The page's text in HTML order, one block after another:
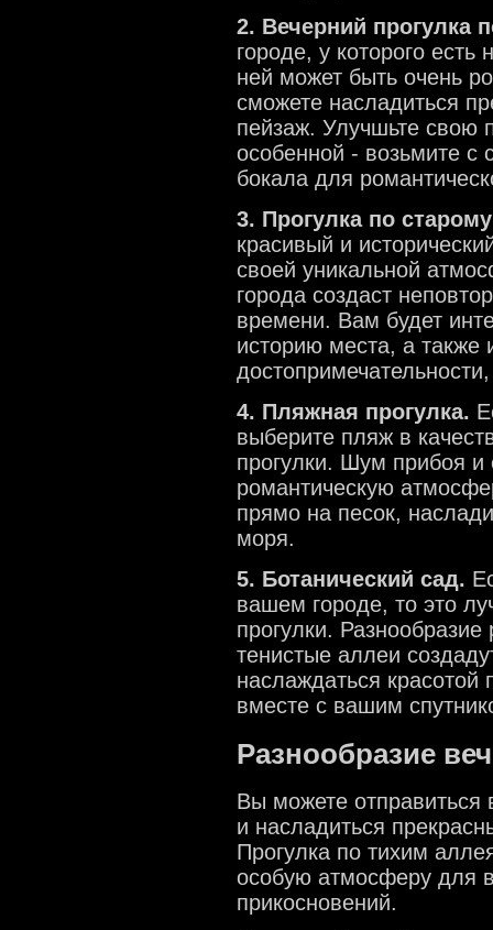
2. Вечерний прогулка
городе, у которого
ней может быть очень
сможете насладиться
пейзаж. Улучшьте свою
особенной - возьмите с
бокала для
3. Прогулка по
красивый и
своей уникальной
города создаст
времени. Вам будет
историю места, а также
4. Пляжная прогулка.
выберите пляж в
прогулки. Шум прибоя и
романтическую
прямо на песок,
моря.
5. Ботанический сад.
вашем городе, то это
прогулки.
тенистые аллеи
наслаждаться
вместе с вашим
Разнообразие
Вы можете отправиться
и насладиться
Прогулка по тихим
особую атмосферу для
прикосновений.